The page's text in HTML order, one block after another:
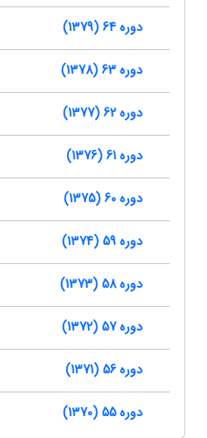
دوره 64 (1379)
دوره 63 (1378)
دوره 62 (1377)
دوره 61 (1376)
دوره 60 (1375)
دوره 59 (1374)
دوره 58 (1373)
دوره 57 (1372)
دوره 56 (1371)
دوره 55 (1370)